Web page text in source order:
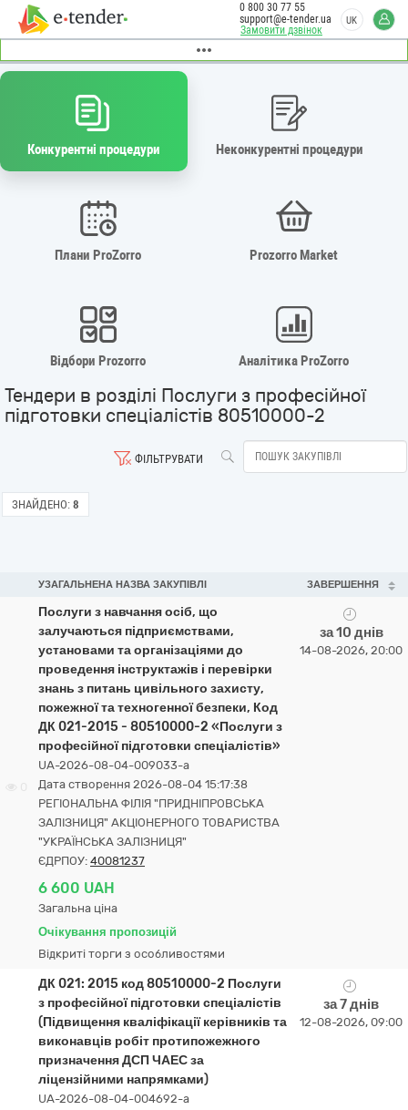
Замовити дзвінок
0 800 30 77 55
support@e-tender.ua
UK
Конкурентні процедури Неконкурентні процедури
Плани ProZorro Prozorro Market
Відбори Prozorro Аналітика ProZorro
Тендери в розділі Послуги з професійної
підготовки спеціалістів 80510000-2
ФІЛЬТРУВАТИ
ЗНАЙДЕНО: 8
УЗАГАЛЬНЕНА НАЗВА ЗАКУПІВЛІ ЗАВЕРШЕННЯ
Послуги з навчання осіб, що
залучаються підприємствами,
установами та організаціями до
проведення інструктажів і перевірки
знань з питань цивільного захисту,
пожежної та техногенної безпеки, Код
ДК 021-2015 - 80510000-2 «Послуги з
професійної підготовки спеціалістів»
UA-2026-08-04-009033-a
Дата створення 2026-08-04 15:17:38
РЕГІОНАЛЬНА ФІЛІЯ "ПРИДНІПРОВСЬКА
ЗАЛІЗНИЦЯ" АКЦІОНЕРНОГО ТОВАРИСТВА
"УКРАЇНСЬКА ЗАЛІЗНИЦЯ"
ЄДРПОУ: 40081237
6 600 UAH
Загальна ціна
Очікування пропозицій
Відкриті торги з особливостями
за 10 днів
14-08-2026, 20:00
ДК 021: 2015 код 80510000-2 Послуги
з професійної підготовки спеціалістів
(Підвищення кваліфікації керівників та
виконавців робіт протипожежного
призначення ДСП ЧАЕС за
ліцензійними напрямками)
UA-2026-08-04-004692-a
за 7 днів
12-08-2026, 09:00